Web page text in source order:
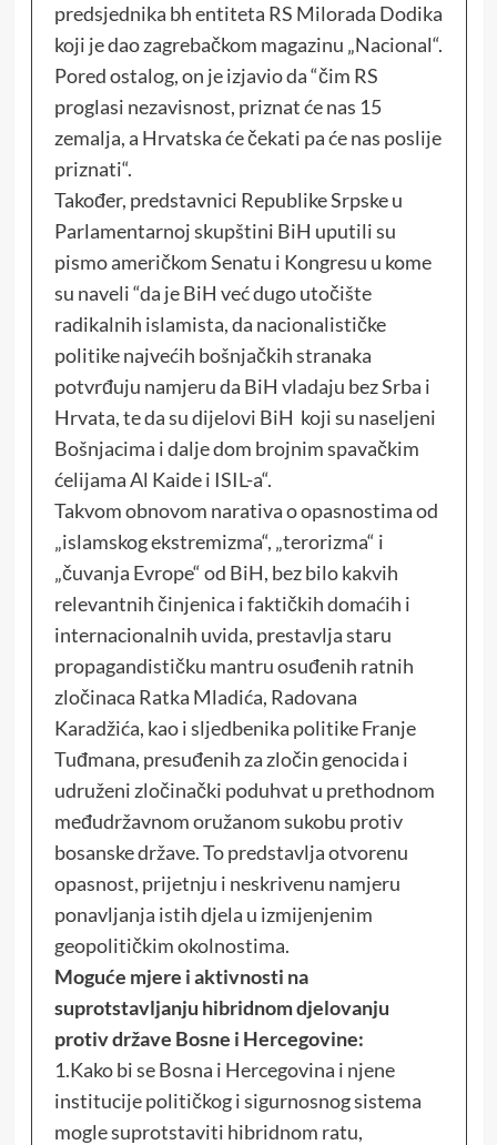
predsjednika bh entiteta RS Milorada Dodika
koji je dao zagrebačkom magazinu „Nacional“.
Pored ostalog, on je izjavio da “čim RS
proglasi nezavisnost, priznat će nas 15
zemalja, a Hrvatska će čekati pa će nas poslije
priznati“.
Također, predstavnici Republike Srpske u
Parlamentarnoj skupštini BiH uputili su
pismo američkom Senatu i Kongresu u kome
su naveli “da je BiH već dugo utočište
radikalnih islamista, da nacionalističke
politike najvećih bošnjačkih stranaka
potvrđuju namjeru da BiH vladaju bez Srba i
Hrvata, te da su dijelovi BiH koji su naseljeni
Bošnjacima i dalje dom brojnim spavačkim
ćelijama Al Kaide i ISIL-a“.
Takvom obnovom narativa o opasnostima od
„islamskog ekstremizma“, „terorizma“ i
„čuvanja Evrope“ od BiH, bez bilo kakvih
relevantnih činjenica i faktičkih domaćih i
internacionalnih uvida, prestavlja staru
propagandističku mantru osuđenih ratnih
zločinaca Ratka Mladića, Radovana
Karadžića, kao i sljedbenika politike Franje
Tuđmana, presuđenih za zločin genocida i
udruženi zločinački poduhvat u prethodnom
međudržavnom oružanom sukobu protiv
bosanske države. To predstavlja otvorenu
opasnost, prijetnju i neskrivenu namjeru
ponavljanja istih djela u izmijenjenim
geopolitičkim okolnostima.
Moguće mjere i aktivnosti na
suprotstavljanju hibridnom djelovanju
protiv države Bosne i Hercegovine:
1.Kako bi se Bosna i Hercegovina i njene
institucije političkog i sigurnosnog sistema
mogle suprotstaviti hibridnom ratu,